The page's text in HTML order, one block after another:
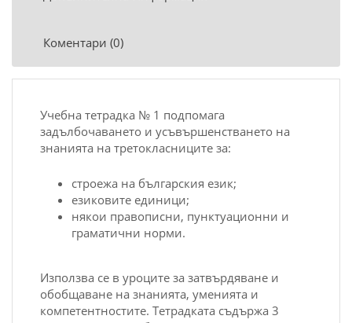
Коментари (0)
Учебна тетрадка № 1 подпомага
задълбочаването и усъвършенстването на
знанията на третокласниците за:
строежа на българския език;
езиковите единици;
някои правописни, пунктуационни и
граматични норми.
Използва се в уроците за затвърдяване и
обобщаване на знанията, уменията и
компетентностите. Тетрадката съдържа 3